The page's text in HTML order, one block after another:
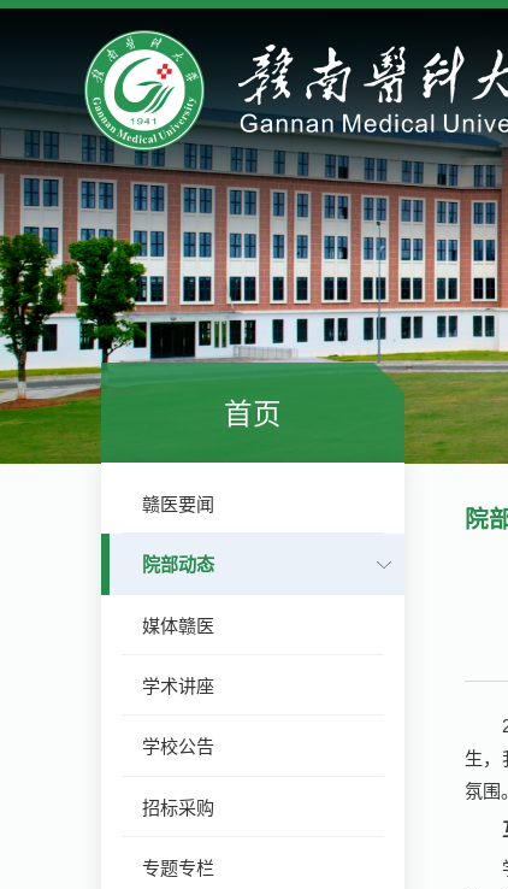
首页
赣医要闻
院部动态
媒体赣医
学术讲座
学校公告
招标采购
专题专栏
院
生，
氛围。